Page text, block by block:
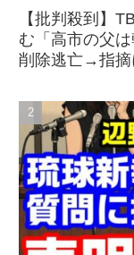
【批判殺到】
む「高市の父
削除逃亡→指摘